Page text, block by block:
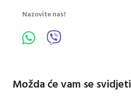
Nazovite nas!
Možda će vam se svidjeti